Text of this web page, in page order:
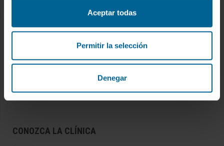
Aceptar todas
Permitir la selección
Denegar
INVESTIGACIÓN Y DOCENCIA
Docencia y formación
Residentes y Unidades Docentes
Área para profesionales
CONOZCA LA CLÍNICA